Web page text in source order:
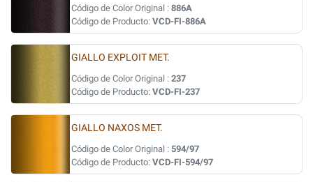
Código de Color Original : 886A
Código de Producto: VCD-FI-886A
GIALLO EXPLOIT MET.
Código de Color Original : 237
Código de Producto: VCD-FI-237
GIALLO NAXOS MET.
Código de Color Original : 594/97
Código de Producto: VCD-FI-594/97